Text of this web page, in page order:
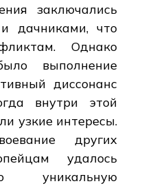
заключались
дачниками, что
Однако
выполнение
диссонанс
внутри этой
узкие интересы.
других
удалось
уникальную